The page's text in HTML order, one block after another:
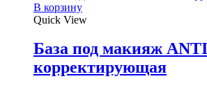
В корзину
Quick View
База под макияж
корректирующая